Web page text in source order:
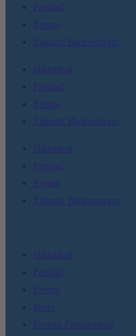
Freibad
Events
Zukunft Badezentrum
Hallenbad
Freibad
Events
Zukunft Badezentrum
Hallenbad
Freibad
Events
Zukunft Badezentrum
Hallenbad
Freibad
Events
News
Projekt Familienbad